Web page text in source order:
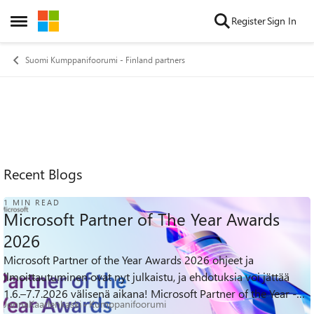
Open Side Menu
Skip to content RegisterSign In
Suomi Kumppanifoorumi - Finland partners
Recent Blogs
1 MIN READ
Microsoft Partner of The Year Awards
2026
Microsoft Partner of the Year Awards 2026 ohjeet ja
ilmoittautuminen ovat nyt julkaistu, ja ehdotuksia voi jättää
1.6.–7.7.2026 välisenä aikana! Microsoft Partner of the Year -
palkinnoilla nostetaa...
JonnaKaarlenkaski Kumppanifoorumi
77
Views 0
likes 0
Comments